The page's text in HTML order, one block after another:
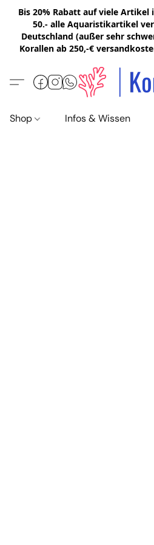
Bis 20% Rabatt auf viele Artikel
50.- alle Aquaristikartikel
Deutschland (außer sehr
Korallen ab 250,-€
Shop Infos & Wissen